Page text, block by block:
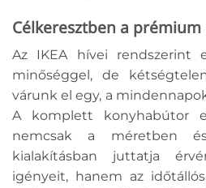
Célkeresztben a
Az IKEA hívei rendszerint
minőséggel, de
várunk el egy, a
A komplett konyhabútor
nemcsak a méretben
kialakításban juttatja
igényeit, hanem az